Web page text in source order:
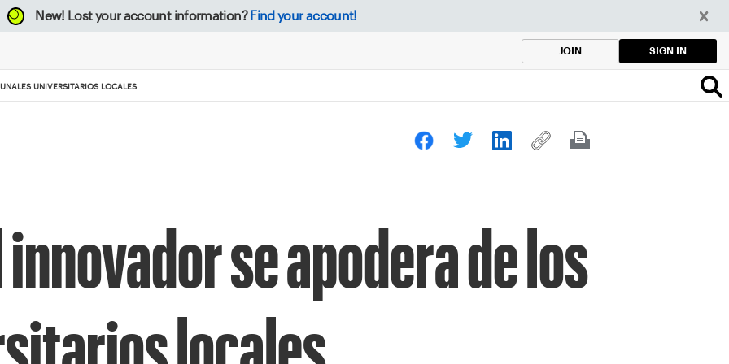
New! Lost your account information? Find your account!
JOIN SIGN IN
UNIVERSITARIOS LOCALES
innovador se apodera de los
locales